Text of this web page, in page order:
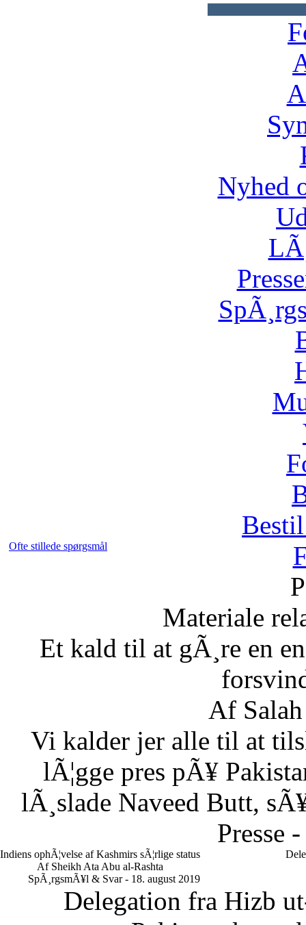
Nyhed
Ofte stillede spørgsmål
Materiale
Et kald til at gÃ¸re en
Af
Vi kalder jer alle til at
lÃ¦gge pres pÃ¥
lÃ¸slade Naveed Butt,
Presse
Indiens ophÃ¦velse af Kashmirs sÃ¦rlige status
Af Sheikh Ata Abu al-Rashta
SpÃ¸rgsmÃ¥l & Svar - 18. august 2019
Delegation fra Hizb